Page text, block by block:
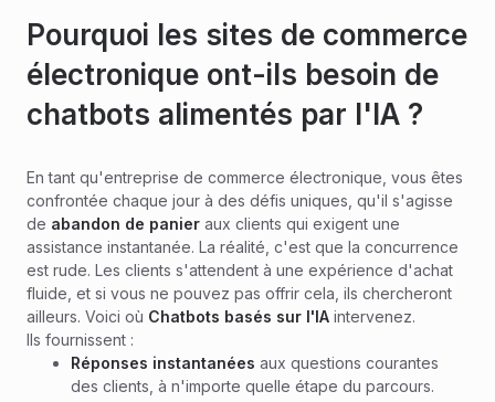
Pourquoi les sites de commerce
électronique ont-ils besoin de
chatbots alimentés par l'IA ?
En tant qu'entreprise de commerce électronique, vous êtes
confrontée chaque jour à des défis uniques, qu'il s'agisse
de abandon de panier aux clients qui exigent une
assistance instantanée. La réalité, c'est que la concurrence
est rude. Les clients s'attendent à une expérience d'achat
fluide, et si vous ne pouvez pas offrir cela, ils chercheront
ailleurs. Voici où Chatbots basés sur l'IA intervenez.
Ils fournissent :
Réponses instantanées aux questions courantes
des clients, à n'importe quelle étape du parcours.